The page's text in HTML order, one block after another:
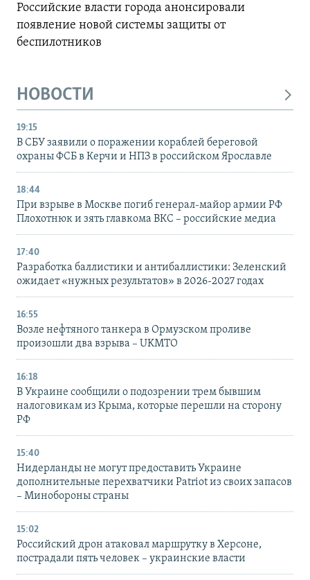
Российские власти города анонсировали
появление новой системы защиты от
беспилотников
НОВОСТИ
19:15
В СБУ заявили о поражении кораблей береговой
охраны ФСБ в Керчи и НПЗ в российском Ярославле
18:44
При взрыве в Москве погиб генерал-майор армии РФ
Плохотнюк и зять главкома ВКС – российские медиа
17:40
Разработка баллистики и антибаллистики: Зеленский
ожидает «нужных результатов» в 2026-2027 годах
16:55
Возле нефтяного танкера в Ормузском проливе
произошли два взрыва – UKMTO
16:18
В Украине сообщили о подозрении трем бывшим
налоговикам из Крыма, которые перешли на сторону
РФ
15:40
Нидерланды не могут предоставить Украине
дополнительные перехватчики Patriot из своих запасов
– Минобороны страны
15:02
Российский дрон атаковал маршрутку в Херсоне,
пострадали пять человек – украинские власти